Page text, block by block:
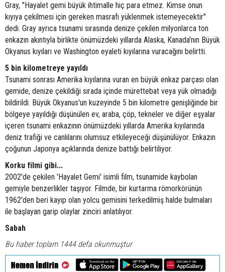
Gray, "Hayalet gemi büyük ihtimalle hiç para etmez. Kimse onun
kıyıya çekilmesi için gereken masrafı yüklenmek istemeyecektir"
dedi. Gray ayrıca tsunami sırasında denize çekilen milyonlarca ton
enkazın akıntıyla birlikte önümüzdeki yıllarda Alaska, Kanada'nın Büyük
Okyanus kıyıları ve Washington eyaleti kıyılarına vuracağını belirtti.
5 bin kilometreye yayıldı
Tsunami sonrası Amerika kıyılarına vuran en büyük enkaz parçası olan
gemide, denize çekildiği sırada içinde mürettebat veya yük olmadığı
bildirildi. Büyük Okyanus'un kuzeyinde 5 bin kilometre genişliğinde bir
bölgeye yayıldığı düşünülen ev, araba, çöp, tekneler ve diğer eşyalar
içeren tsunami enkazının önümüzdeki yıllarda Amerika kıyılarında
deniz trafiği ve canlılarını olumsuz etkileyeceği düşünülüyor. Enkazın
çoğunun Japonya açıklarında denize battığı belirtiliyor.
Korku filmi gibi...
2002'de çekilen 'Hayalet Gemi' isimli film, tsunamide kaybolan
gemiyle benzerlikler taşıyor. Filmde, bir kurtarma römorkörünün
1962'den beri kayıp olan yolcu gemisini terkedilmiş halde bulmaları
ile başlayan garip olaylar zinciri anlatılıyor.
Sabah
Bu haber toplam 1444 defa okunmuştur